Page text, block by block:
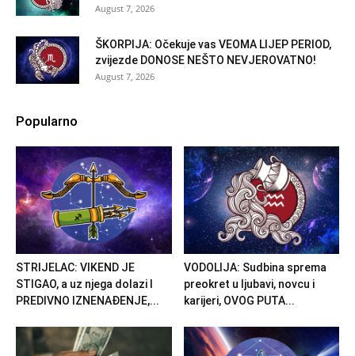
August 7, 2026
ŠKORPIJA: Očekuje vas VEOMA LIJEP PERIOD,
zvijezde DONOSE NEŠTO NEVJEROVATNO!
August 7, 2026
Popularno
STRIJELAC: VIKEND JE
STIGAO, a uz njega dolazi I
PREDIVNO IZNENAĐENJE,...
VODOLIJA: Sudbina sprema
preokret u ljubavi, novcu i
karijeri, OVOG PUTA...